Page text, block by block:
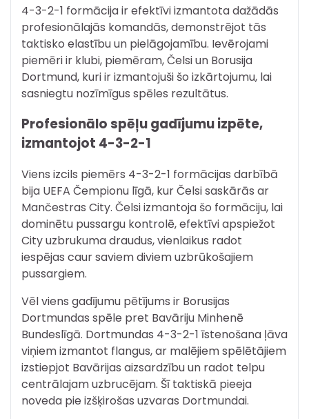
4-3-2-1 formācija ir efektīvi izmantota dažādās
profesionālajās komandās, demonstrējot tās
taktisko elastību un pielāgojamību. Ievērojami
piemēri ir klubi, piemēram, Čelsi un Borusija
Dortmund, kuri ir izmantojuši šo izkārtojumu, lai
sasniegtu nozīmīgus spēles rezultātus.
Profesionālo spēļu gadījumu izpēte,
izmantojot 4-3-2-1
Viens izcils piemērs 4-3-2-1 formācijas darbībā
bija UEFA Čempionu līgā, kur Čelsi saskārās ar
Mančestras City. Čelsi izmantoja šo formāciju, lai
dominētu pussargu kontrolē, efektīvi apspiežot
City uzbrukuma draudus, vienlaikus radot
iespējas caur saviem diviem uzbrūkošajiem
pussargiem.
Vēl viens gadījumu pētījums ir Borusijas
Dortmundas spēle pret Bavāriju Minhenē
Bundeslīgā. Dortmundas 4-3-2-1 īstenošana ļāva
viņiem izmantot flangus, ar malējiem spēlētājiem
izstiepjot Bavārijas aizsardzību un radot telpu
centrālajam uzbrucējam. Šī taktiskā pieeja
noveda pie izšķirošas uzvaras Dortmundai.